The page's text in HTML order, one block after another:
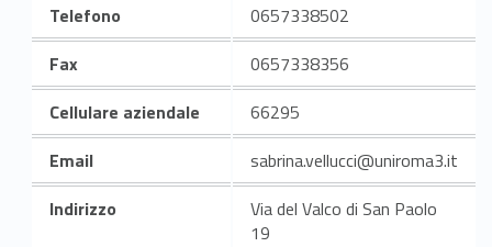
Telefono
0657338502
Fax
0657338356
Cellulare aziendale
66295
Email
sabrina.vellucci@uniroma3.it
Indirizzo
Via del Valco di San Paolo
19